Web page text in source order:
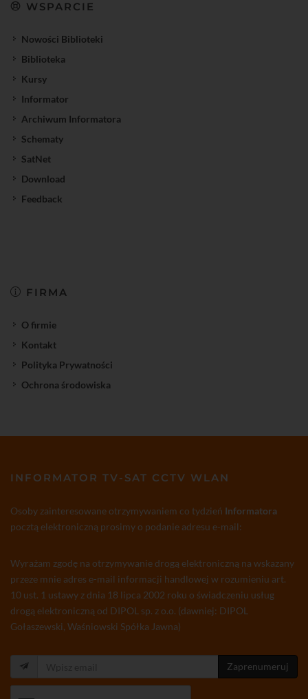
WSPARCIE
Nowości Biblioteki
Biblioteka
Kursy
Informator
Archiwum Informatora
Schematy
SatNet
Download
Feedback
FIRMA
O firmie
Kontakt
Polityka Prywatności
Ochrona środowiska
INFORMATOR TV-SAT CCTV WLAN
Osoby zainteresowane otrzymywaniem co tydzień Informatora
pocztą elektroniczną prosimy o podanie adresu e-mail:
Wyrażam zgodę na otrzymywanie drogą elektroniczną na wskazany
przeze mnie adres e-mail informacji handlowej w rozumieniu art.
10 ust. 1 ustawy z dnia 18 lipca 2002 roku o świadczeniu usług
drogą elektroniczną od DIPOL sp. z o.o. (dawniej: DIPOL
Gołaszewski, Waśniowski Spółka Jawna)
Zaprenumeruj